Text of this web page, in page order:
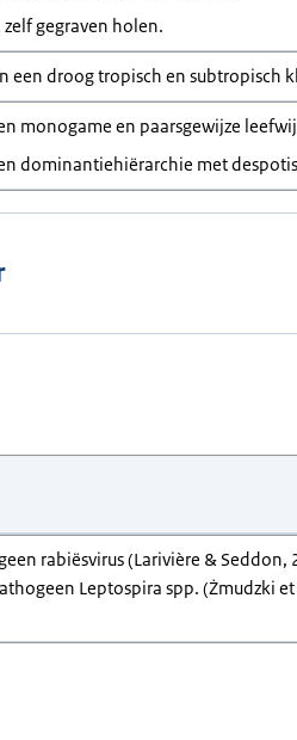
gegraven holen.
een droog tropisch en subtropisch
monogame en paarsgewijze
dominantiehiërarchie met
rabiësvirus (Larivière &
Leptospira spp. (Żmudzki